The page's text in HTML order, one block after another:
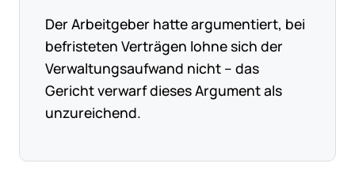
Der Arbeitgeber hatte argumentiert, bei
befristeten Verträgen lohne sich der
Verwaltungsaufwand nicht – das
Gericht verwarf dieses Argument als
unzureichend.